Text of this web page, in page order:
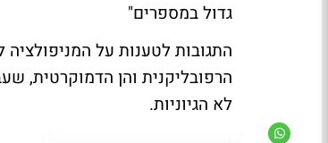
גדול במספרים"
התגובות לטענות על
הרפובליקנית והן הדמוקרטית,
לא הגיוניות.